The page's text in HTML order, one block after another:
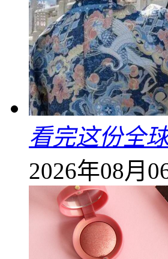
看完这份全
2026年08月